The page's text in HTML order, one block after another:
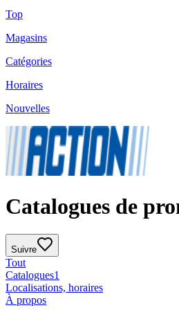
Top
Magasins
Catégories
Horaires
Nouvelles
Catalogues de
Suivre
Tout
Catalogues1
Localisations, horaires
À propos